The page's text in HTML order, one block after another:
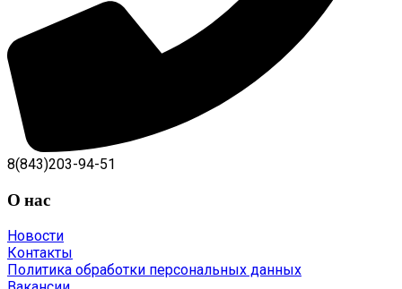
8(843)203-94-51
О нас
Новости
Контакты
Политика обработки персональных данных